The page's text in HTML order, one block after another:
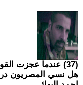
(37) عندما عجزت
هل نسي المصريون